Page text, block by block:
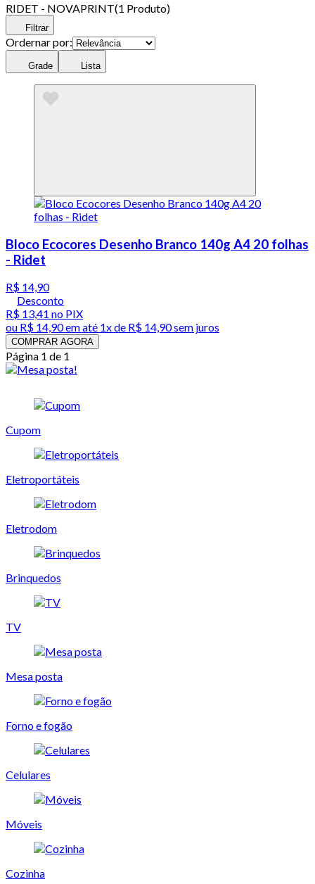
RIDET - NOVAPRINT(1 Produto)
Filtrar
Ordernar por:
Grade Lista
Bloco Ecocores Desenho Branco 140g A4 20 folhas
- Ridet
R$ 14,90
Desconto
R$ 13,41 no PIX
ou R$ 14,90em até 1x de R$ 14,90sem juros
COMPRAR AGORA
Página 1 de 1
Cupom
Eletroportáteis
Eletrodom
Brinquedos
TV
Mesa posta
Forno e fogão
Celulares
Móveis
Cozinha